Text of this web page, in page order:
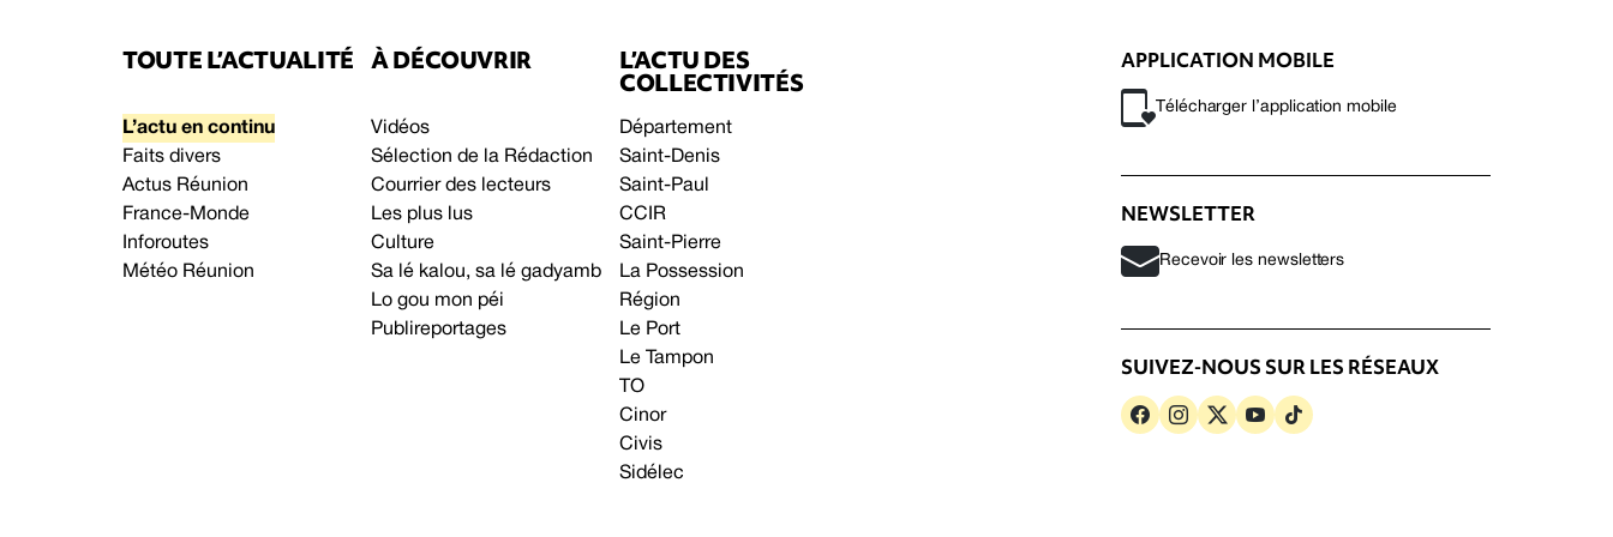
TOUTE L’ACTUALITÉ
L’actu en continu
Faits divers
Actus Réunion
France-Monde
Inforoutes
Météo Réunion
À DÉCOUVRIR
Vidéos
Sélection de la Rédaction
Courrier des lecteurs
Les plus lus
Culture
Sa lé kalou, sa lé gadyamb
Lo gou mon péi
Publireportages
L’ACTU DES
COLLECTIVITÉS
Département
Saint-Denis
Saint-Paul
CCIR
Saint-Pierre
La Possession
Région
Le Port
Le Tampon
TO
Cinor
Civis
Sidélec
APPLICATION MOBILE
Télécharger l’application mobile
NEWSLETTER
Recevoir les newsletters
SUIVEZ-NOUS SUR LES RÉSEAUX